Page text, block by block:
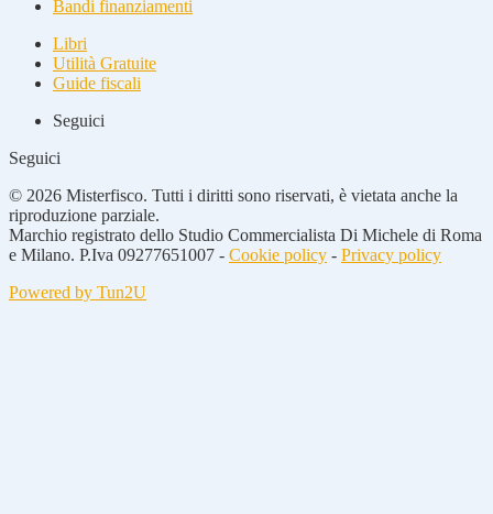
Bandi finanziamenti
Libri
Utilità Gratuite
Guide fiscali
Seguici
Seguici
© 2026 Misterfisco. Tutti i diritti sono riservati, è vietata anche la
riproduzione parziale.
Marchio registrato dello Studio Commercialista Di Michele di Roma
e Milano. P.Iva 09277651007 - Cookie policy - Privacy policy
Powered by Tun2U